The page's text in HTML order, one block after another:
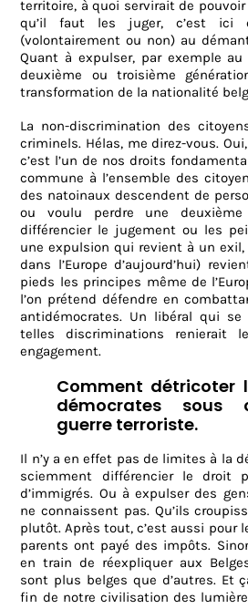
territoire, à quoi servirait de pouvoir
qu’il faut les juger, c’est ici
(volontairement ou non) au
Quant à expulser, par exemple au
deuxième ou troisième
transformation de la nationalité
La non-discrimination des
criminels. Hélas, me direz-vous.
c’est l’un de nos droits
commune à l’ensemble des
des natoinaux descendent de
ou voulu perdre une
différencier le jugement ou les
une expulsion qui revient à un
dans l’Europe d’aujourd’hui)
pieds les principes même de
l’on prétend défendre en
antidémocrates. Un libéral qui
telles discriminations renierait
engagement.
Comment détricoter
démocrates sous
guerre terroriste.
Il n’y a en effet pas de limites à la
sciemment différencier le droit
d’immigrés. Ou à expulser des
ne connaissent pas. Qu’ils
plutôt. Après tout, c’est aussi pour
parents ont payé des impôts.
en train de réexpliquer aux
sont plus belges que d’autres. Et
fin de notre civilisation des